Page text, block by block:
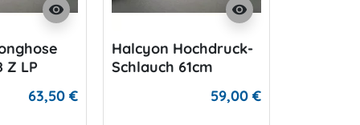
visibility
Z LP
63,50 €
visibility
Halcyon Hochdruck-
Schlauch 61cm
59,00 €